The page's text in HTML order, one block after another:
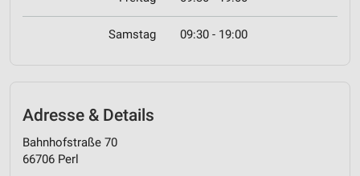
Samstag 09:30 - 19:00
Adresse & Details
Bahnhofstraße 70
66706 Perl